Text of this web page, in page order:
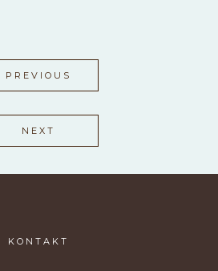
PREVIOUS
NEXT
KONTAKT